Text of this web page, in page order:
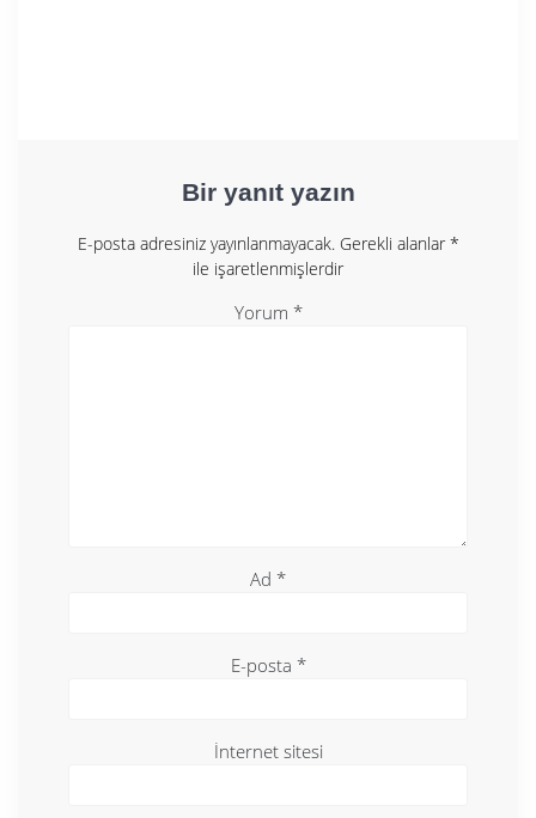
Bir yanıt yazın
E-posta adresiniz yayınlanmayacak. Gerekli alanlar *
ile işaretlenmişlerdir
Yorum *
Ad *
E-posta *
İnternet sitesi